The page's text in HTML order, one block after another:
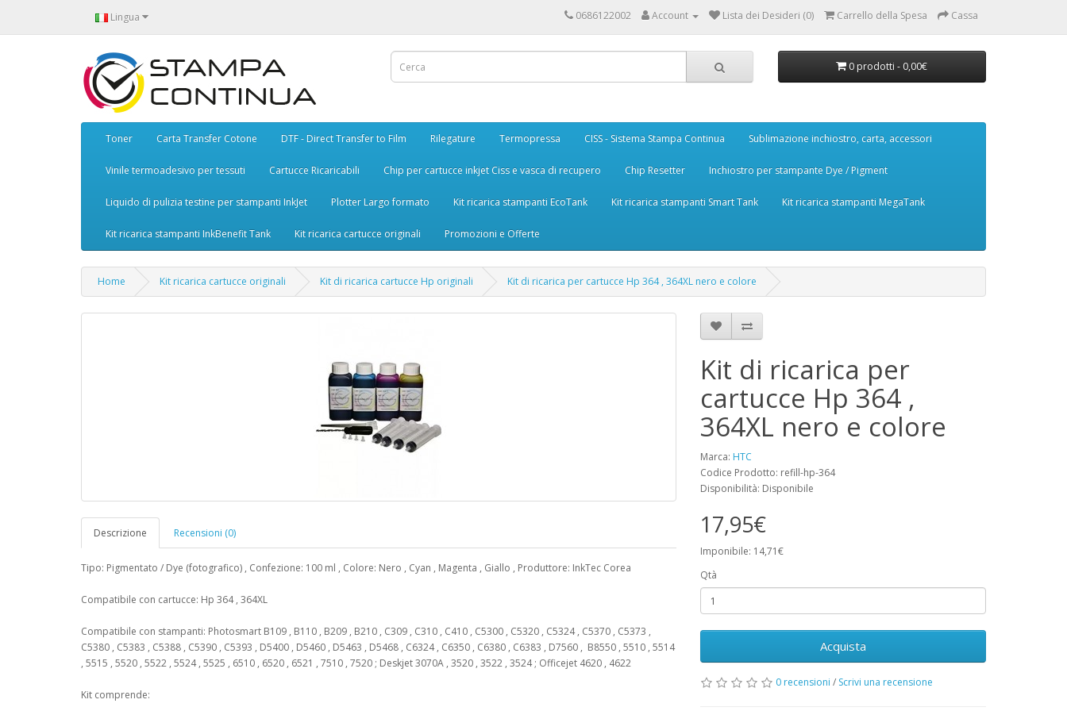
Lingua 0686122002 Account Lista dei Desideri (0) Carrello della Spesa Cassa
0 prodotti - 0,00€
Toner Carta Transfer Cotone DTF - Direct Transfer to Film Rilegature Termopressa CISS - Sistema Stampa Continua Sublimazione inchiostro, carta, accessori
Vinile termoadesivo per tessuti Cartucce Ricaricabili Chip per cartucce inkjet Ciss e vasca di recupero Chip Resetter Inchiostro per stampante Dye / Pigment
Liquido di pulizia testine per stampanti InkJet Plotter Largo formato Kit ricarica stampanti EcoTank Kit ricarica stampanti Smart Tank Kit ricarica stampanti MegaTank
Kit ricarica stampanti InkBenefit Tank Kit ricarica cartucce originali Promozioni e Offerte
Home Kit ricarica cartucce originali Kit di ricarica cartucce Hp originali Kit di ricarica per cartucce Hp 364 , 364XL nero e colore
Descrizione Recensioni (0)
Tipo: Pigmentato / Dye (fotografico) , Confezione: 100 ml , Colore: Nero , Cyan , Magenta , Giallo , Produttore: InkTec Corea
Compatibile con cartucce: Hp 364 , 364XL
Compatibile con stampanti: Photosmart B109 , B110 , B209 , B210 , C309 , C310 , C410 , C5300 , C5320 , C5324 , C5370 , C5373 ,
C5380 , C5383 , C5388 , C5390 , C5393 , D5400 , D5460 , D5463 , D5468 , C6324 , C6350 , C6380 , C6383 , D7560 , B8550 , 5510 , 5514
, 5515 , 5520 , 5522 , 5524 , 5525 , 6510 , 6520 , 6521 , 7510 , 7520 ; Deskjet 3070A , 3520 , 3522 , 3524 ; Officejet 4620 , 4622
Kit comprende:
Kit di ricarica per
cartucce Hp 364 ,
364XL nero e colore
Marca: HTC
Codice Prodotto: refill-hp-364
Disponibilità: Disponibile
17,95€
Imponibile: 14,71€
Qtà
Acquista
0 recensioni / Scrivi una recensione